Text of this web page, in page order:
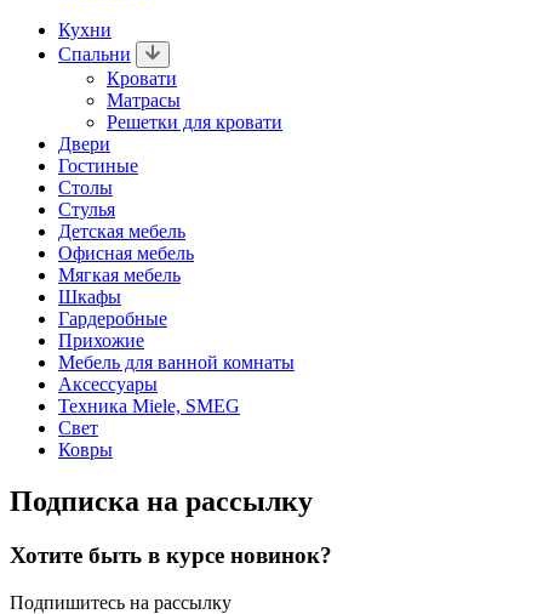
Кухни
Спальни
Кровати
Матрасы
Решетки для кровати
Двери
Гостиные
Столы
Стулья
Детская мебель
Офисная мебель
Мягкая мебель
Шкафы
Гардеробные
Прихожие
Мебель для ванной комнаты
Аксессуары
Техника Miele, SMEG
Свет
Ковры
Подписка на рассылку
Хотите быть в курсе новинок?
Подпишитесь на рассылку